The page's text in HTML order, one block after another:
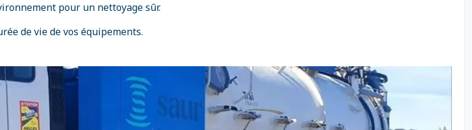
pour un nettoyage sûr.
de vie de vos équipements.